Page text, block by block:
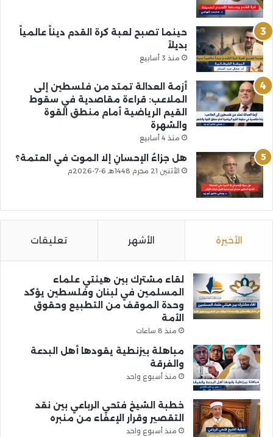
حينما تصبح لعبة كرة القدم ديناً عالمياً
بديلاً
منذ 3 أسابيع
أزمة العدالة تمتد من فلسطين إلى
الملاعب: قراءة مقاصدية في سقوط
القيم الرياضية أمام منطق القوة
والشهرة
منذ 4 أسابيع
هل جزاءُ الإحسانِ إلا الموت في العتمة؟
الأثنين 21 محرم 1448هـ 6-7-2026م
الأخيرة الأشهر تعليقات
لقاء مشترك بين هيئتي علماء
المسلمين في لبنان وفلسطين يؤكد
وحدة الموقف من التطبيع وحقوق
الأمة
منذ 8 ساعات
مباهلة بيزنطية يقودها أهل البدعة
والفرقة
منذ أسبوع واحد
خطبة الشيخ فتحي الرباعي بين نقد
التقصير وقرار الإعفاء من منبره
منذ أسبوع واحد